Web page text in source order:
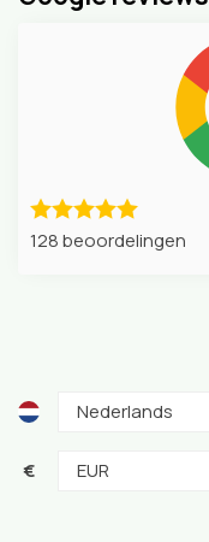
128 beoordelingen
€